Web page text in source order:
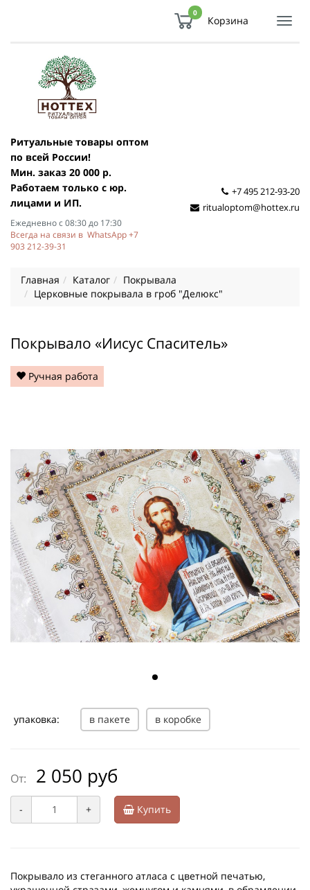
0
Корзина
Ритуальные товары оптом
по всей России!
Мин. заказ 20 000 р.
Работаем только с юр.
лицами и ИП.
Ежедневно с 08:30 до 17:30
Всегда на связи в WhatsApp +7
903 212-39-31
+7 495 212-93-20
ritualoptom@hottex.ru
Главная Каталог
Покрывала
Церковные покрывала в гроб "Делюкс"
Покрывало «Иисус Спаситель»
Ручная работа
упаковка: в пакете в коробке
От: 2 050 руб
- + Купить
Покрывало из стеганного атласа с цветной печатью,